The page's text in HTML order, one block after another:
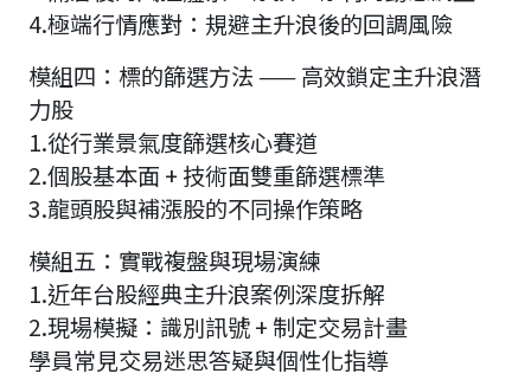
4.極端行情應對：規避主升浪後的回調風險
模組四：標的篩選方法 —— 高效鎖定主升浪潛
力股
1.從行業景氣度篩選核心賽道
2.個股基本面 + 技術面雙重篩選標準
3.龍頭股與補漲股的不同操作策略
模組五：實戰複盤與現場演練
1.近年台股經典主升浪案例深度拆解
2.現場模擬：識別訊號 + 制定交易計畫
學員常見交易迷思答疑與個性化指導